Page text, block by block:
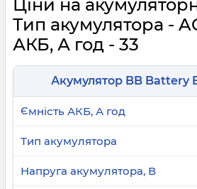
Ціни на
Тип акумулятора -
АКБ, А год - 33
Акумулятор BB Battery